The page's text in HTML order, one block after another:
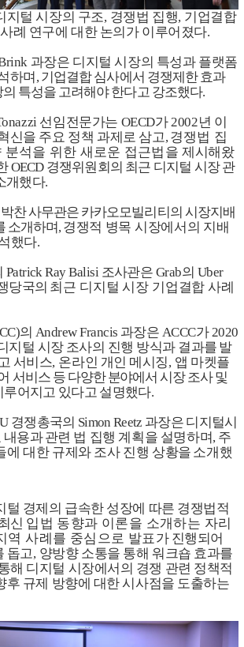
지털 시장의 구조, 경쟁법 집행, 기업결합
례 연구에 대한 논의가 이루어졌다.
과장은 디지털 시장의 특성과 플랫폼
하며 ,기업결합 심사에서 경쟁제한 효과
특성을 고려해야 한다고 강조했다.
선임전문가는 OECD가2002년 이
신을 주요 정책 과제로 삼고,경쟁법 집
분석을 위한 새로운 접근법을제시해왔
OECD 경쟁위원회의 최근 디지털 시장 관
개했다.
찬 사무관은 카카오모빌리티의 시장지배
소개하며 , 경쟁적 병목 시장에서의 지배
했다.
Patrick Ray Balisi 조사관은 Grab의 Uber
당국의 최근 디지털 시장 기업결합 사례
의Andrew Francis 과장은 ACCC가2020
지털 시장 조사의 진행 방식과 결과를 발
서비스, 온라인 개인 메시징, 앱 마켓플
서비스 등 다양한 분야에서 시장 조사 및
루어지고 있다고 설명했다.
경쟁총국의 Simon Reetz 과장은 디지털시
내용과 관련 법 집행 계획을 설명하며 , 주
에 대한 규제와 조사 진행 상황을 소개했
털 경제의 급속한 성장에 따른 경쟁법적
신 입법 동향과 이론을 소개하는 자리
역 사례를 중심으로 발표가 진행되어
돕고, 양방향 소통을 통해 워크숍 효과를
해 디지털 시장에서의 경쟁 관련 정책적
후 규제 방향에 대한 시사점을 도출하는